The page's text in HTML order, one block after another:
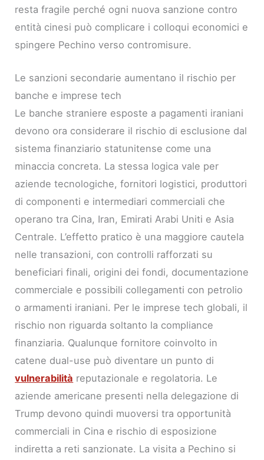
resta fragile perché ogni nuova sanzione contro
entità cinesi può complicare i colloqui economici e
spingere Pechino verso contromisure.
Le sanzioni secondarie aumentano il rischio per
banche e imprese tech
Le banche straniere esposte a pagamenti iraniani
devono ora considerare il rischio di esclusione dal
sistema finanziario statunitense come una
minaccia concreta. La stessa logica vale per
aziende tecnologiche, fornitori logistici, produttori
di componenti e intermediari commerciali che
operano tra Cina, Iran, Emirati Arabi Uniti e Asia
Centrale. L’effetto pratico è una maggiore cautela
nelle transazioni, con controlli rafforzati su
beneficiari finali, origini dei fondi, documentazione
commerciale e possibili collegamenti con petrolio
o armamenti iraniani. Per le imprese tech globali, il
rischio non riguarda soltanto la compliance
finanziaria. Qualunque fornitore coinvolto in
catene dual-use può diventare un punto di
vulnerabilità reputazionale e regolatoria. Le
aziende americane presenti nella delegazione di
Trump devono quindi muoversi tra opportunità
commerciali in Cina e rischio di esposizione
indiretta a reti sanzionate. La visita a Pechino si